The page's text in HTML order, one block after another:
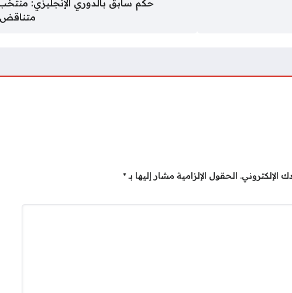
حكم سابق بالدوري الإنجليزي:
الإلكتروني. الحقول الإلزامية مشار إليها بـ*